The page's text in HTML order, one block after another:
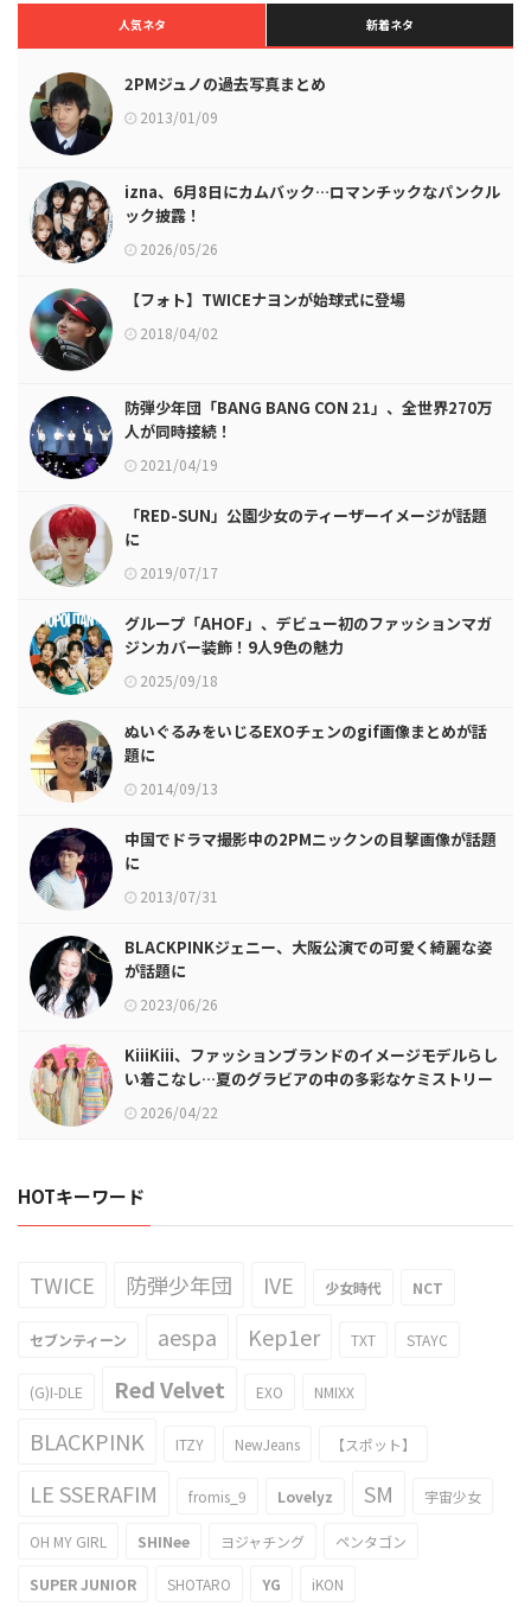
人気ネタ 新着ネタ
2PMジュノの過去写真まとめ
2013/01/09
izna、6月8日にカムバック…ロマンチックなパンクル
ック披露！
2026/05/26
【フォト】TWICEナヨンが始球式に登場
2018/04/02
防弾少年団「BANG BANG CON 21」、全世界270万
人が同時接続！
2021/04/19
「RED-SUN」公園少女のティーザーイメージが話題
に
2019/07/17
グループ「AHOF」、デビュー初のファッションマガ
ジンカバー装飾！9人9色の魅力
2025/09/18
ぬいぐるみをいじるEXOチェンのgif画像まとめが話
題に
2014/09/13
中国でドラマ撮影中の2PMニックンの目撃画像が話題
に
2013/07/31
BLACKPINKジェニー、大阪公演での可愛く綺麗な姿
が話題に
2023/06/26
KiiiKiii、ファッションブランドのイメージモデルらし
い着こなし…夏のグラビアの中の多彩なケミストリー
2026/04/22
HOTキーワード
TWICE 防弾少年団 IVE 少女時代 NCT
セブンティーン aespa Kep1er TXT STAYC
(G)I-DLE Red Velvet EXO NMIXX
BLACKPINK ITZY NewJeans 【スポット】
LE SSERAFIM fromis_9 Lovelyz SM 宇宙少女
OH MY GIRL SHINee ヨジャチング ペンタゴン
SUPER JUNIOR SHOTARO YG iKON